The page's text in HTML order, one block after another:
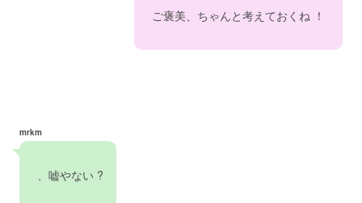
ご褒美、ちゃんと考えておくね ！
mrkm
、嘘やない ?